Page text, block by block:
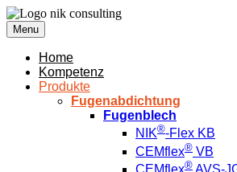
Menu
Home
Kompetenz
Produkte
Fugenabdichtung
Fugenblech
NIK®-Flex KB
CEMflex® VB
CEMflex® AVS-